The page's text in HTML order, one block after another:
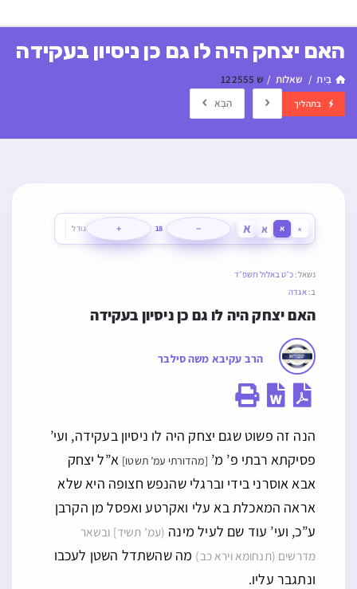
האם יצחק היה לו גם כן ניסיון בעקידה
בַּיִת / שאלות / ש 122555
הַבָּא
בתהליך
א א א א −
18
+ גודל
נשאל: כ״ט באלול תשפ״ד
ב:אגדה
האם יצחק היה לו גם כן ניסיון בעקידה
הרב עקיבא משה סילבר
הנה זה פשוט שגם יצחק היה לו ניסיון בעקידה, ועי’
פסיקתא רבתי פ’ מ’ [מהדורתי עמ’ תשטו] א”ל יצחק
אבא אוסרני בידי וברגלי שהנפש חצופה היא שלא
אראה המאכלת בא עלי ואקרטע ואפסל מן הקרבן
ע”כ, ועי’ עוד שם לעיל מינה (עמ’ תשיד] ובשאר
מדרשים (תנחומא וירא כב) מה שהשתדל השטן לעכבו
ונתגבר עליו.